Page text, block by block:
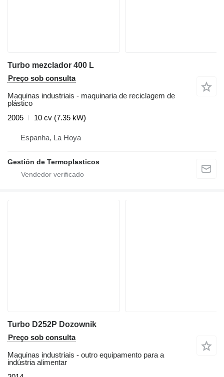
Turbo mezclador 400 L
Preço sob consulta
Maquinas industriais - maquinaria de reciclagem de
plástico
2005
10 cv (7.35 kW)
Espanha, La Hoya
Gestión de Termoplasticos
Turbo D252P Dozownik
Preço sob consulta
Maquinas industriais - outro equipamento para a
indústria alimentar